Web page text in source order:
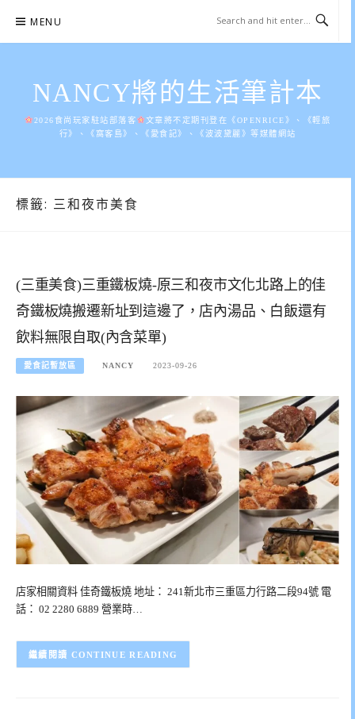
content
MENU
NANCY將的生活筆計本
2026食尚玩家駐站部落客
文章將不定期刊登在《OPENRICE》、《輕旅
行》、《窩客島》、《愛食記》、《波波黛麗》等媒體網站
標籤: 三和夜市美食
(三重美食)三重鐵板燒-原三和夜市文化北路上的佳
奇鐵板燒搬遷新址到這邊了，店內湯品、白飯還有
飲料無限自取(內含菜單)
愛食記暫放區 NANCY 2023-09-26
店家相關資料 佳奇鐵板燒 地址： 241新北市三重區力行路二段94號 電
話： 02 2280 6889 營業時…
CONTINUE READING